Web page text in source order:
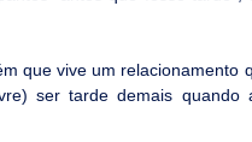
que vive um relacionamento
ser tarde demais quando